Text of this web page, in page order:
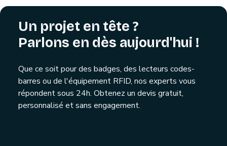
Un projet en tête ?
Parlons en dès aujourd'hui !
Que ce soit pour des badges, des lecteurs codes-
barres ou de l'équipement RFID, nos experts vous
répondent sous 24h. Obtenez un devis gratuit,
personnalisé et sans engagement.